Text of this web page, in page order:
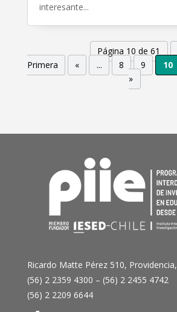
interesante...
Página 10 de 61
Primera
« ... 8 9 10
»
Ricardo Matte Pérez 510,
(56) 2 2359 4300 – (56) 2 2455 4742
(56) 2 2209 6644